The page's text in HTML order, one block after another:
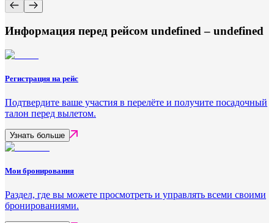
Информация перед рейсом undefined – undefined
Регистрация на рейс
Подтвердите ваше участия в перелёте и получите посадочный
талон перед вылетом.
Узнать больше
Мои бронирования
Раздел, где вы можете просмотреть и управлять всеми своими
бронированиями.